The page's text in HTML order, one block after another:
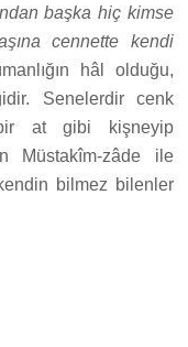
başka hiç kimse
cennette kendi
hâl olduğu,
Senelerdir cenk
bir at gibi kişneyip
Müstakîm-zâde ile
bilmez bilenler